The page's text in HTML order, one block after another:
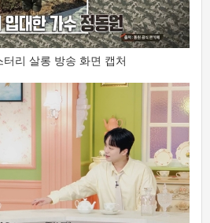
리 살롱 방송 화면 캡처